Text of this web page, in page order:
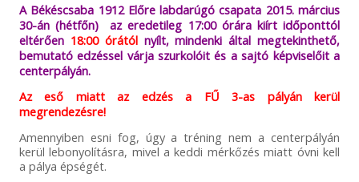
A Békéscsaba 1912 Előre labdarúgó csapata 2015. március
30-án (hétfőn) az eredetileg 17:00 órára kiírt időponttól
eltérően 18:00 órátólnyílt, mindenki által megtekinthető,
bemutató edzéssel várja szurkolóit és a sajtó képviselőit a
centerpályán.
Az eső miatt az edzés a FŰ 3-as pályán kerül
megrendezésre!
Amennyiben esni fog, úgy a tréning nem a centerpályán
kerül lebonyolításra, mivel a keddi mérkőzés miatt óvni kell
a pálya épségét.